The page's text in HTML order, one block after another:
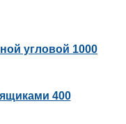
угловой 1000
400